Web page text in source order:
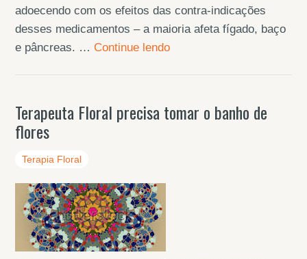
adoecendo com os efeitos das contra-indicações
desses medicamentos – a maioria afeta fígado, baço
e pâncreas. … Continue lendo
Terapeuta Floral precisa tomar o banho de
flores
Terapia Floral